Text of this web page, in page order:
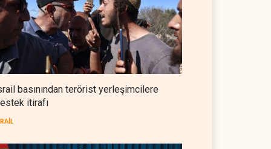
NYT: Washington, İran'ı yine
okuyamadı
BATI YARIM KÜRE 05 Ağustos 2026
İsrailli istihbaratçı: ABD'nin
mühimmatının bittiği iddiası
bir iç kavga
İran karşısında 'zor kararlara'
basınından terörist yerleşimcilere
itirafı